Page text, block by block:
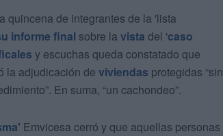
quincena de integrantes de la 'lista
informe final sobre la vista del 'caso
y escuchas queda constatado que
la adjudicación de viviendas protegidas “sin
En suma, “un cachondeo”.
Emvicesa cerró y que aquellas personas